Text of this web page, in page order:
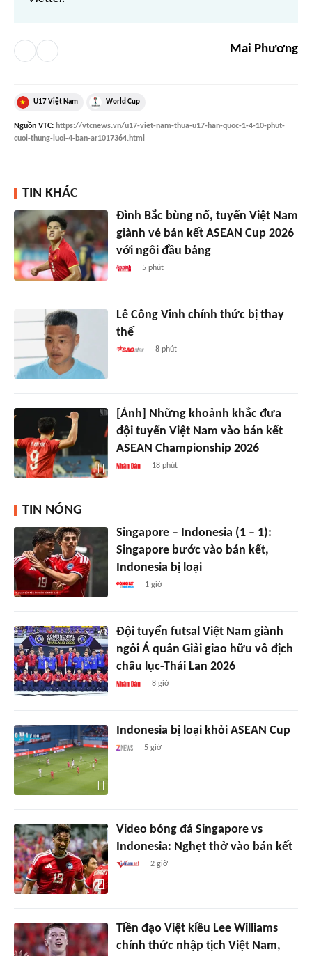
Mai Phương
U17 Việt Nam World Cup
Nguồn VTC: https://vtcnews.vn/u17-viet-nam-thua-u17-han-quoc-1-4-10-phut-
cuoi-thung-luoi-4-ban-ar1017364.html
TIN KHÁC
Đình Bắc bùng nổ, tuyển Việt Nam
giành vé bán kết ASEAN Cup 2026
với ngôi đầu bảng
5 phút
Lê Công Vinh chính thức bị thay
thế
8 phút
[Ảnh] Những khoảnh khắc đưa
đội tuyển Việt Nam vào bán kết
ASEAN Championship 2026
18 phút
TIN NÓNG
Singapore – Indonesia (1 – 1):
Singapore bước vào bán kết,
Indonesia bị loại
1 giờ
Đội tuyển futsal Việt Nam giành
ngôi Á quân Giải giao hữu vô địch
châu lục-Thái Lan 2026
8 giờ
Indonesia bị loại khỏi ASEAN Cup
5 giờ
Video bóng đá Singapore vs
Indonesia: Nghẹt thở vào bán kết
2 giờ
Tiền đạo Việt kiều Lee Williams
chính thức nhập tịch Việt Nam,